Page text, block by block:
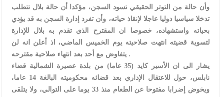
وأن حالة من التوتر الحقيقي تسود السجن، مؤكدا أن حالة بلال تتطلب
تدخلا سياسيا دوليا عاجلا لإنقاذ حياته، وأن تفرد إدارة السجن به قد يؤدي
بحياته واستشهاده، خصوصا ان المقترح الذي تقدم به بلال للإدارة
لتسوية قضيته انتهت صلاحيته يوم الخميس الماضي، اذ أعلن انه لن
يتفاوض مع أحد بعد انتهاء صلاحية مقترحه .
يشار الى ان الأسير كايد (35 عاما) من بلدة عصيرة الشمالية قضاء
نابلس، حول للاعتقال الإداري بعد قضائه محكوميته البالغة 14 عاما،
ويخوض إضرابا مفتوحا عن الطعام منذ 33 يوما على التوالي، ولا يتلقى